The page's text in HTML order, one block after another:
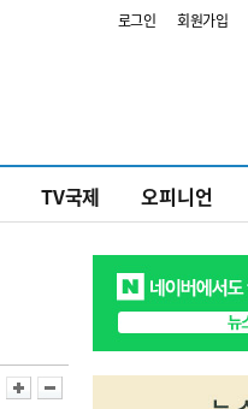
로그인 회원가입
TV국제 오피니언